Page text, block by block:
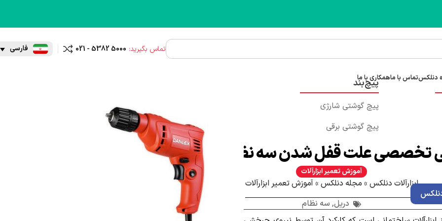
تماس بگیرید: 021 - 5382 5000 مقایسه فارسی
پیچ‌بند
پیچ گوشتی شارژی
پیچ گوشتی برقی
دنلکستماس با ما همکاری با ما
تخصصی علت قفل شدن سه نظام دریل
آموزش تعمیر ابزارآلات
ابزارآلات دنلکس»مجله دنلکس»آموزش تعمیر ابزارآلات
دریل,سه نظام